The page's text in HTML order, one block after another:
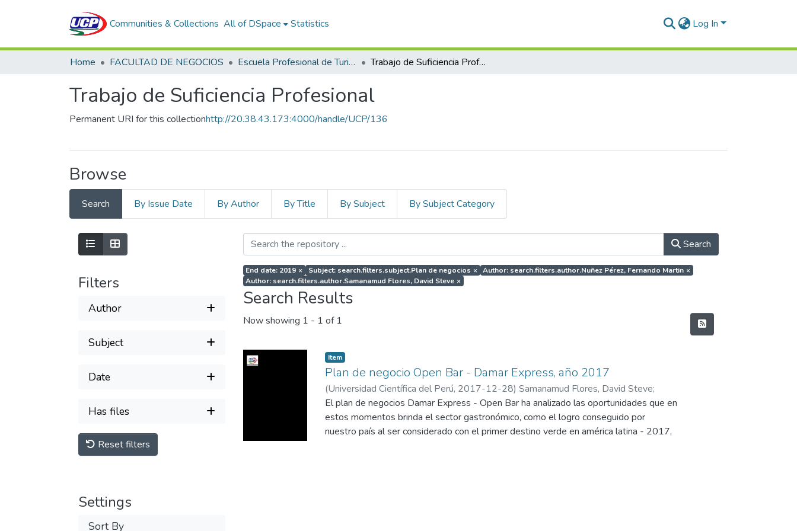
Communities & Collections All of DSpace Statistics Log In
Home FACULTAD DE NEGOCIOS Escuela Profesional de Turismo y Hotelería Trabajo de Suficiencia Profesional
Trabajo de Suficiencia Profesional
Permanent URI for this collectionhttp://20.38.43.173:4000/handle/UCP/136
Browse
Search By Issue Date By Author By Title By Subject By Subject Category
Filters
Author
Subject
Date
Has files
Reset filters
Settings
Sort By
Search
End date: 2019 × Subject: search.filters.subject.Plan de negocios × Author: search.filters.author.Nuñez Pérez, Fernando Martin ×
Author: search.filters.author.Samanamud Flores, David Steve ×
Search Results
Now showing 1 - 1 of 1
Item
Plan de negocio Open Bar - Damar Express, año 2017
(Universidad Científica del Perú, 2017-12-28)Samanamud Flores, David Steve;
Nuñez Pérez, Fernando Martin;Pérez Santillán, Jorge
El plan de negocios Damar Express - Open Bar ha analizado las oportunidades que en
estos momentos brinda el sector gastronómico, como el logro conseguido por
nuestro país al ser considerado con el primer destino verde en américa latina - 2017,